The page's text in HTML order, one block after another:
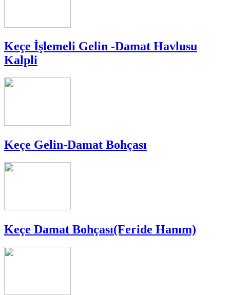
Keçe İşlemeli Gelin -Damat Havlusu
Kalpli
Keçe Gelin-Damat Bohçası
Keçe Damat Bohçası(Feride Hanım)